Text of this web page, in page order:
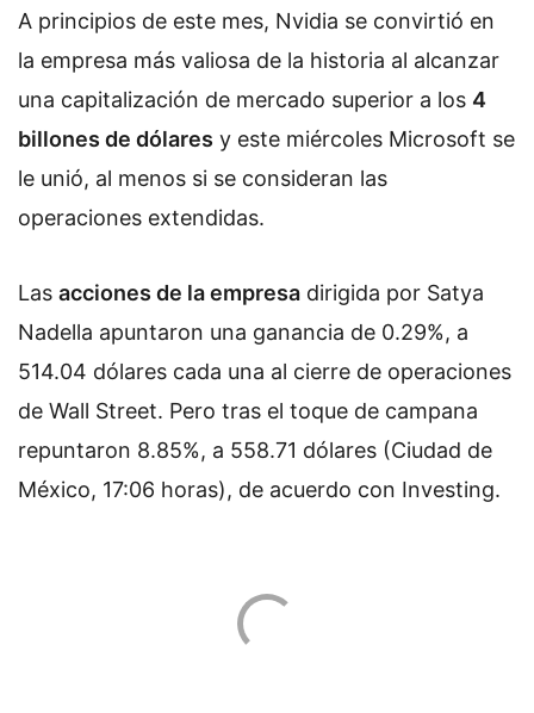
A principios de este mes, Nvidia se convirtió en
la empresa más valiosa de la historia al alcanzar
una capitalización de mercado superior a los 4
billones de dólares y este miércoles Microsoft se
le unió, al menos si se consideran las
operaciones extendidas.
Las acciones de la empresa dirigida por Satya
Nadella apuntaron una ganancia de 0.29%, a
514.04 dólares cada una al cierre de operaciones
de Wall Street. Pero tras el toque de campana
repuntaron 8.85%, a 558.71 dólares (Ciudad de
México, 17:06 horas), de acuerdo con Investing.